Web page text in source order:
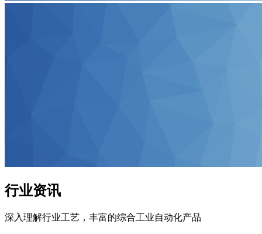
行业资讯
深入理解行业工艺，丰富的综合工业自动化产品